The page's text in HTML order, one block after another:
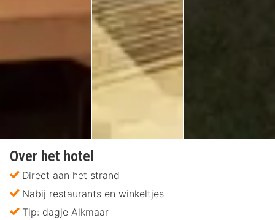
Over het hotel
Direct aan het strand
Nabij restaurants en winkeltjes
Tip: dagje Alkmaar